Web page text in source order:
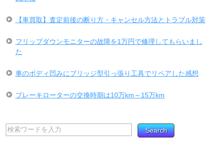
【車買取】査定前後の断り方・キャンセル方法とトラブル対策
フリップダウンモニターの故障を1万円で修理してもらいまし
た
車のボディ凹みにブリッジ型引っ張り工具でリペアした感想
ブレーキローターの交換時期は10万km～15万km